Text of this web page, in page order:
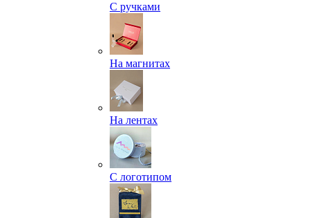
С ручками
На магнитах
На лентах
С логотипом